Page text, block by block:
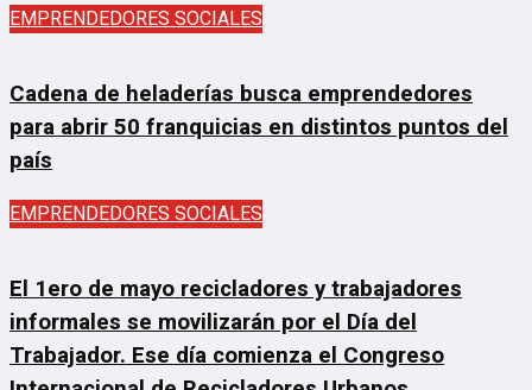
EMPRENDEDORES SOCIALES
Cadena de heladerías busca emprendedores
para abrir 50 franquicias en distintos puntos del
país
EMPRENDEDORES SOCIALES
El 1ero de mayo recicladores y trabajadores
informales se movilizarán por el Día del
Trabajador. Ese día comienza el Congreso